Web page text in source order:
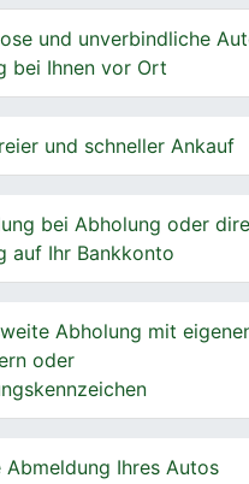
und unverbindliche
bei Ihnen vor Ort
und schneller Ankauf
bei Abholung oder
auf Ihr Bankkonto
Abholung mit
oder
Abmeldung Ihres Autos